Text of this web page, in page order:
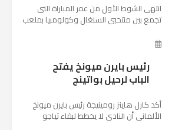
انتهى الشوط الأول من عمر المباراة التى
تجمع بين منتخبى السنغال وكولومبيا بملعب
الثالثة والأ...
رئيس بايرن ميونخ يفتح
الباب لرحيل بواتينج
أكد كارل هاينز رومينيجة رئيس بايرن ميونخ
الألمانى أن النادى لا يخطط لبقاء تياجو